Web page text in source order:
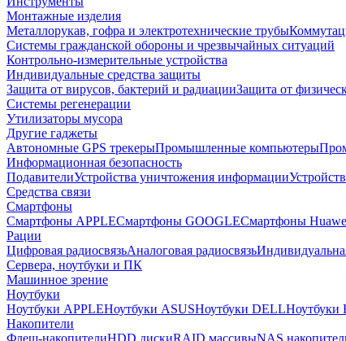
Монтажные изделия
Металлорукав, гофра и электротехнические трубы
Системы гражданской обороны и чрезвычайных ситуаций
Контрольно-измерительные устройства
Индивидуальные средства защиты
Защита от вирусов, бактерий и радиацииЗащита от
Системы регенерации
Утилизаторы мусора
Другие гаджеты
Автономные GPS трекерыПромышленные компьютеры
Информационная безопасность
ПодавителиУстройства уничтожения информации
Средства связи
Смартфоны
Смартфоны APPLEСмартфоны GOOGLEСмартфоны
Рации
Цифровая радиосвязьАналоговая радиосвязь
Сервера, ноутбуки и ПК
Машинное зрение
Ноутбуки
Ноутбуки APPLEНоутбуки ASUSНоутбуки DELLНоутбуки
Накопители
Флеш-накопителиHDD дискиRAID массивыNAS